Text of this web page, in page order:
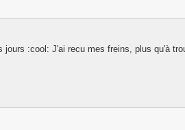
:cool: J'ai recu mes freins, plus qu'à